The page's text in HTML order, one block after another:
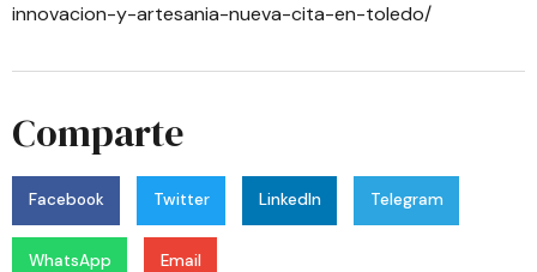
innovacion-y-artesania-nueva-cita-en-toledo/
Comparte
Facebook Twitter LinkedIn Telegram
WhatsApp Email